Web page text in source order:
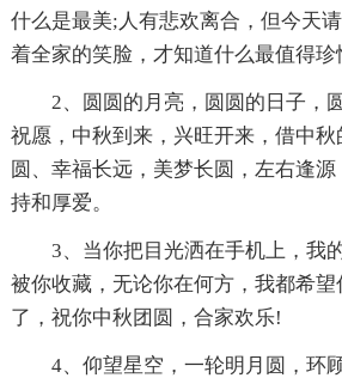
什么是最美;人有悲欢离合，但今天
着全家的笑脸，才知道什么最值得珍
2、圆圆的月亮，圆圆的日子，
祝愿，中秋到来，兴旺开来，借中秋
圆、幸福长远，美梦长圆，左右逢
持和厚爱。
3、当你把目光洒在手机上，我
被你收藏，无论你在何方，我都希望
了，祝你中秋团圆，合家欢乐!
4、仰望星空，一轮明月圆，环